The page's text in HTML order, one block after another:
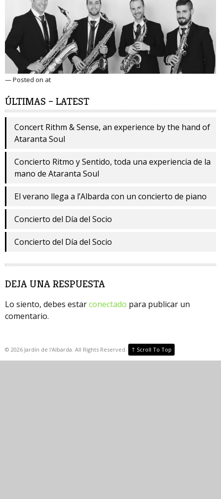
— Posted on at
ÚLTIMAS – LATEST
Concert Rithm & Sense, an experience by the hand of
Ataranta Soul
Concierto Ritmo y Sentido, toda una experiencia de la
mano de Ataranta Soul
El verano llega a l’Albarda con un concierto de piano
Concierto del Día del Socio
Concierto del Día del Socio
DEJA UNA RESPUESTA
Lo siento, debes estarconectado para publicar un
comentario.
© 2026 Jardín de l'Albarda. All Rights Reserved. ↑ Scroll To Top